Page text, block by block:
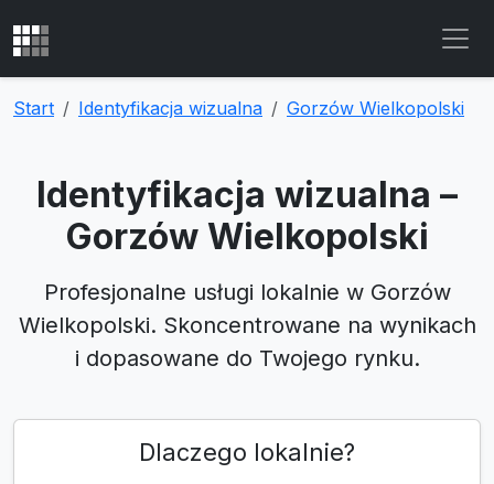
Start Identyfikacja wizualna Gorzów Wielkopolski
Identyfikacja wizualna –
Gorzów Wielkopolski
Profesjonalne usługi lokalnie w Gorzów
Wielkopolski. Skoncentrowane na wynikach
i dopasowane do Twojego rynku.
Dlaczego lokalnie?